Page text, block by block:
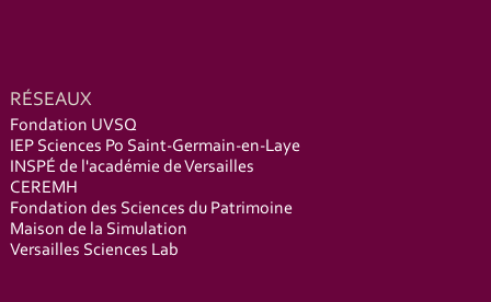
RÉSEAUX
Fondation UVSQ
IEP Sciences Po Saint-Germain-en-Laye
INSPÉ de l'académie de Versailles
CEREMH
Fondation des Sciences du Patrimoine
Maison de la Simulation
Versailles Sciences Lab